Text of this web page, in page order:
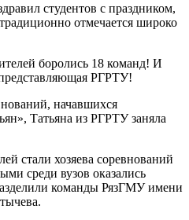
студентов с праздником,
отмечается широко
боролись 18 команд! И
РГРТУ!
начавшихся
Татьяна из РГРТУ заняла
стали хозяева соревнований
среди вузов оказались
команды РязГМУ имени